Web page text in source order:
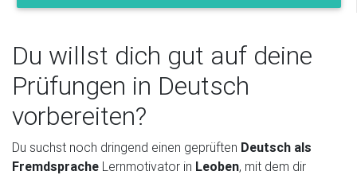
Du willst dich gut auf deine
Prüfungen in Deutsch
vorbereiten?
Du suchst noch dringend einen geprüften Deutsch als
Fremdsprache Lernmotivator in Leoben, mit dem dir